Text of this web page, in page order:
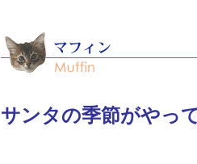
サンタの季節がやっ